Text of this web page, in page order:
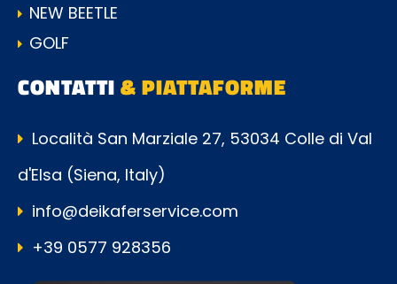
NEW BEETLE
GOLF
CONTATTI& PIATTAFORME
Località San Marziale 27, 53034 Colle di Val
d'Elsa (Siena, Italy)
info@deikaferservice.com
+39 0577 928356